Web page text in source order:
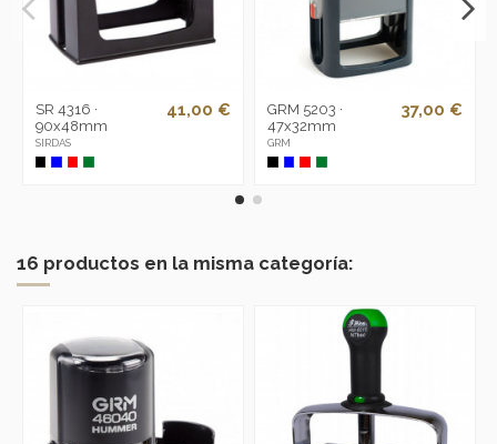
SR 4316 ·
90x48mm
SIRDAS
41,00 €
GRM 5203 ·
47x32mm
GRM
37,00 €
16 productos en la misma categoría: